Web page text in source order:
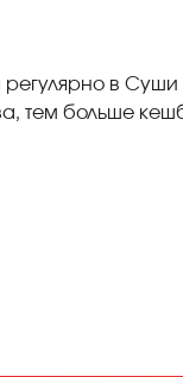
в
тем больше